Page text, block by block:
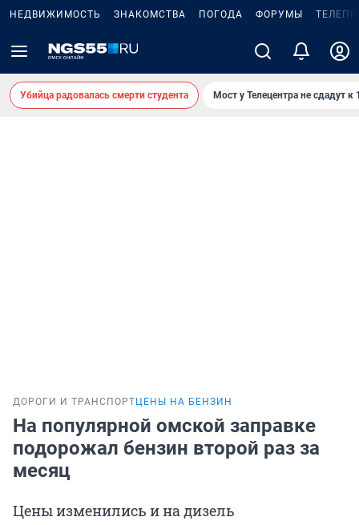
НЕДВИЖИМОСТЬ ЗНАКОМСТВА ПОГОДА ФОРУМЫ
Убийца радовалась смерти студента Мост у Телецентра не сдадут к
ДОРОГИ И ТРАНСПОРТ ЦЕНЫ НА БЕНЗИН
На популярной омской заправке
подорожал бензин второй раз за
месяц
Цены изменились и на дизель